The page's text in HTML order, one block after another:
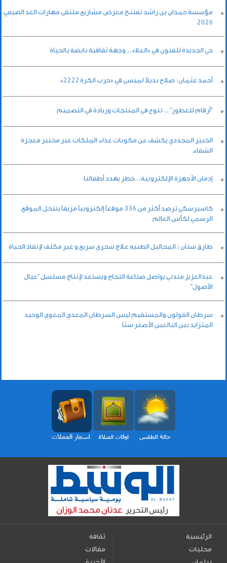
مؤسسة حمدان بن راشد تفتتح معرض مشاريع ملتقى مهارات الغد الصيفي
2026
حي الجديدة للفنون في «العلا».. وجهة ثقافية نابضة بالحياة
أحمد عثمان: صلاح بديلاً لميسي في «حرب الكرة 2222»
"أرقام للعطور" .. تنوع في المنتجات وريادة في التصميم
الخبير المجددي يكشف عن مكونات غذاء الملكات عبر مختبر معجزة
الشفاء
إدمان الأجهزة الإلكترونية.. خطر يهدد أطفالنا
كاسبرسكي ترصد أكثر من 336 موقعاً إلكترونياً مزيفاً ينتحل الموقع
الرسمي لكأس العالم
طارق سنان : المحاليل الطبيه علاج سحري سريع و غير مكلف لإنقاذ الحياة
عبدالعزيز مندني يواصل صناعة النجاح ويستعد لإنتاج مسلسل “عيال
الأصول”
سرطان القولون والمستقيم ليس السرطان المعدي المعوي الوحيد
المتزايد بين البالغين الأصغر سنًا
الرئيسية
محليات
ثقافة
مقالات